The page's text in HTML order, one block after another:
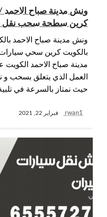
كرين سطحة سحب نقل
ونش مدينة صباح الاحمد
بالكويت كرين سحي
مدينة صباح الاحمد
العمل الذي يتعلق بسحب و
حيث نمتاز بالسرعة في
rwan1 فبراير 22, 2021